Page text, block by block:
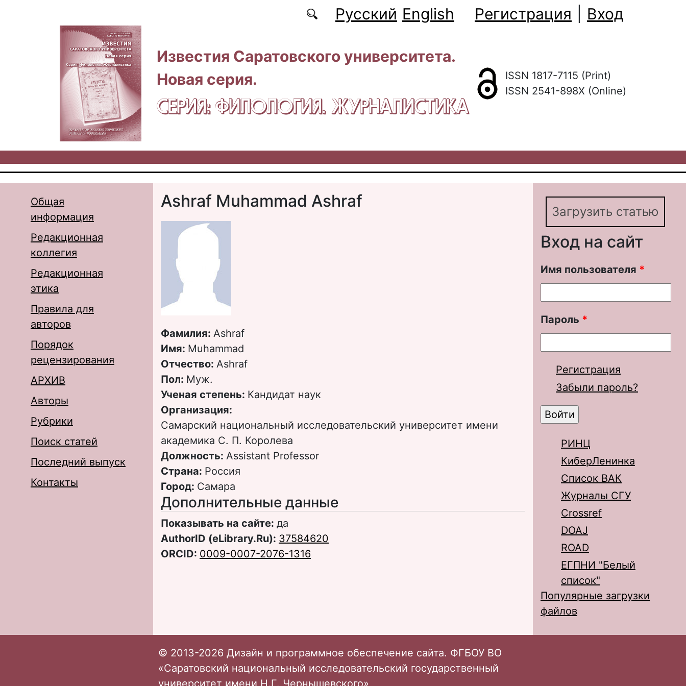
Русский English Регистрация Вход
Известия Саратовского университета.
Новая серия.
СЕРИЯ: ФИЛОЛОГИЯ. ЖУРНАЛИСТИКА
ISSN 1817-7115 (Print)
ISSN 2541-898X (Online)
Общая
информация
Редакционная
коллегия
Редакционная
этика
Правила для
авторов
Порядок
рецензирования
АРХИВ
Авторы
Рубрики
Поиск статей
Последний выпуск
Контакты
Ashraf Muhammad Ashraf
Фамилия: Ashraf
Имя: Muhammad
Отчество: Ashraf
Пол: Муж.
Ученая степень: Кандидат наук
Организация:
Самарский национальный исследовательский университет имени
академика С. П. Королева
Должность: Assistant Professor
Страна: Россия
Город: Самара
Дополнительные данные
Показывать на сайте: да
AuthorID (eLibrary.Ru): 37584620
ORCID: 0009-0007-2076-1316
Загрузить статью
Вход на сайт
Имя пользователя *
Пароль *
Регистрация
Забыли пароль?
РИНЦ
КиберЛенинка
Список ВАК
Журналы СГУ
Crossref
DOAJ
ROAD
ЕГПНИ "Белый
список"
Популярные загрузки
файлов
© 2013-2026 Дизайн и программное обеспечение сайта. ФГБОУ ВО
«Саратовский национальный исследовательский государственный
университет имени Н.Г. Чернышевского»